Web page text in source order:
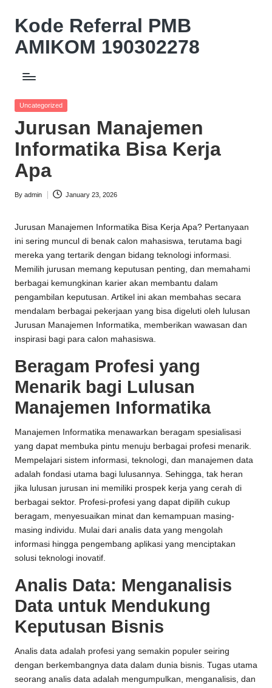
content
Kode Referral PMB
AMIKOM 190302278
Relasi
Potongan
UKT
10%
Posted
Uncategorized
Jurusan Manajemen
Informatika Bisa Kerja
Apa
Posted
By admin January 23, 2026
Jurusan Manajemen Informatika Bisa Kerja Apa? Pertanyaan
ini sering muncul di benak calon mahasiswa, terutama bagi
mereka yang tertarik dengan bidang teknologi informasi.
Memilih jurusan memang keputusan penting, dan memahami
berbagai kemungkinan karier akan membantu dalam
pengambilan keputusan. Artikel ini akan membahas secara
mendalam berbagai pekerjaan yang bisa digeluti oleh lulusan
Jurusan Manajemen Informatika, memberikan wawasan dan
inspirasi bagi para calon mahasiswa.
Beragam Profesi yang
Menarik bagi Lulusan
Manajemen Informatika
Manajemen Informatika menawarkan beragam spesialisasi
yang dapat membuka pintu menuju berbagai profesi menarik.
Mempelajari sistem informasi, teknologi, dan manajemen data
adalah fondasi utama bagi lulusannya. Sehingga, tak heran
jika lulusan jurusan ini memiliki prospek kerja yang cerah di
berbagai sektor. Profesi-profesi yang dapat dipilih cukup
beragam, menyesuaikan minat dan kemampuan masing-
masing individu. Mulai dari analis data yang mengolah
informasi hingga pengembang aplikasi yang menciptakan
solusi teknologi inovatif.
Analis Data: Menganalisis
Data untuk Mendukung
Keputusan Bisnis
Analis data adalah profesi yang semakin populer seiring
dengan berkembangnya data dalam dunia bisnis. Tugas utama
seorang analis data adalah mengumpulkan, menganalisis, dan